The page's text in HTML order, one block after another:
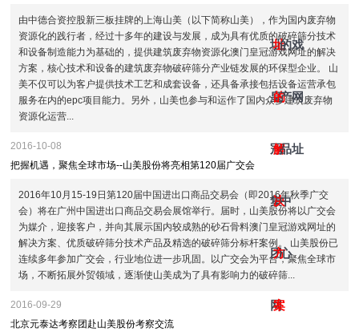
址-
皇
冠
集
团
网
址
的
解
决
方
案
的
产
品
中
心
戏
网
址
由中德合资控股新三板挂牌的上海山美（以下简称山美），作为国内废弃物
资源化的践行者，经过十多年的建设与发展，成为具有优质的破碎筛分技术
和设备制造能力为基础的，提供建筑废弃物资源化澳门皇冠游戏网址的解决
方案，核心技术和设备的建筑废弃物破碎筛分产业链发展的环保型企业。 山
美不仅可以为客户提供技术工艺和成套设备，还具备承接包括设备运营承包
服务在内的epc项目能力。另外，山美也参与和运作了国内众多建筑废弃物
资源化运营...
2016-10-08
把握机遇，聚焦全球市场--山美股份将亮相第120届广交会
2016年10月15-19日第120届中国进出口商品交易会（即2016年秋季广交
会）将在广州中国进出口商品交易会展馆举行。届时，山美股份将以广交会
为媒介，迎接客户，并向其展示国内较成熟的砂石骨料澳门皇冠游戏网址的
解决方案、优质破碎筛分技术产品及精选的破碎筛分标杆案例。 山美股份已
连续多年参加广交会，行业地位进一步巩固。以广交会为平台，聚焦全球市
场，不断拓展外贸领域，逐渐使山美成为了具有影响力的破碎筛...
2016-09-29
北京元泰达考察团赴山美股份考察交流